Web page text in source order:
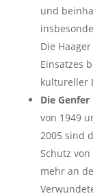
und
Die
Einsatzes
kultureller
Die
von 1949
2005 sind
Schutz
mehr an